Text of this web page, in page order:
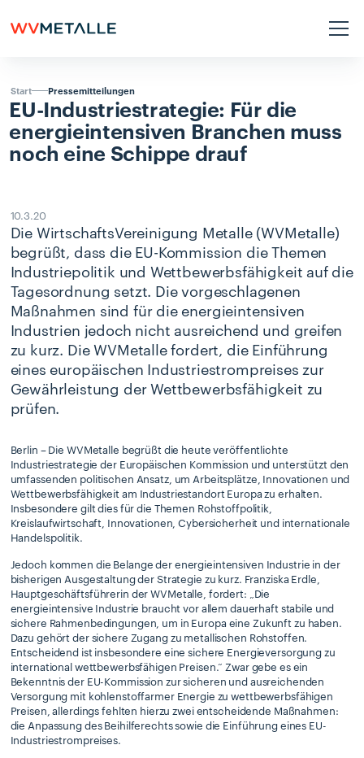
Start Pressemitteilungen
EU-Industriestrategie: Für die
energieintensiven Branchen muss
nocheine Schippe drauf
10.3.20
Die WirtschaftsVereinigung Metalle (WVMetalle)
begrüßt, dass die EU-Kommission die Themen
Industriepolitik und Wettbewerbsfähigkeit auf die
Tagesordnung setzt. Die vorgeschlagenen
Maßnahmen sind für die energieintensiven
Industrien jedoch nicht ausreichend und greifen
zu kurz. Die WVMetalle fordert, die Einführung
eines europäischen Industriestrompreises zur
Gewährleistung der Wettbewerbsfähigkeit zu
prüfen.
Berlin – Die WVMetalle begrüßt die heute veröffentlichte
Industriestrategie der Europäischen Kommission und unterstützt den
umfassenden politischen Ansatz, um Arbeitsplätze, Innovationen und
Wettbewerbsfähigkeit am Industriestandort Europa zu erhalten.
Insbesondere gilt dies für die Themen Rohstoffpolitik,
Kreislaufwirtschaft, Innovationen, Cybersicherheit und internationale
Handelspolitik.
Jedoch kommen die Belange der energieintensiven Industrie in der
bisherigen Ausgestaltung der Strategie zu kurz. Franziska Erdle,
Hauptgeschäftsführerin der WVMetalle, fordert: „Die
energieintensive Industrie braucht vor allem dauerhaft stabile und
sichere Rahmenbedingungen, um in Europa eine Zukunft zu haben.
Dazu gehört der sichere Zugang zu metallischen Rohstoffen.
Entscheidend ist insbesondere eine sichere Energieversorgung zu
international wettbewerbsfähigen Preisen.“ Zwar gebe es ein
Bekenntnis der EU-Kommission zur sicheren und ausreichenden
Versorgung mit kohlenstoffarmer Energie zu wettbewerbsfähigen
Preisen, allerdings fehlten hierzu zwei entscheidende Maßnahmen:
die Anpassung des Beihilferechts sowie die Einführung eines EU-
Industriestrompreises.